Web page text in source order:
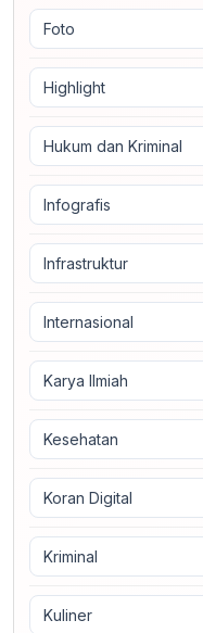
Foto
Highlight
Hukum dan Kriminal
Infografis
Infrastruktur
Internasional
Karya Ilmiah
Kesehatan
Koran Digital
Kriminal
Kuliner